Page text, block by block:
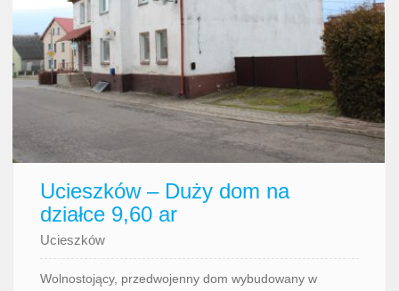
Ucieszków – Duży dom na
działce 9,60 ar
Ucieszków
Wolnostojący, przedwojenny dom wybudowany w